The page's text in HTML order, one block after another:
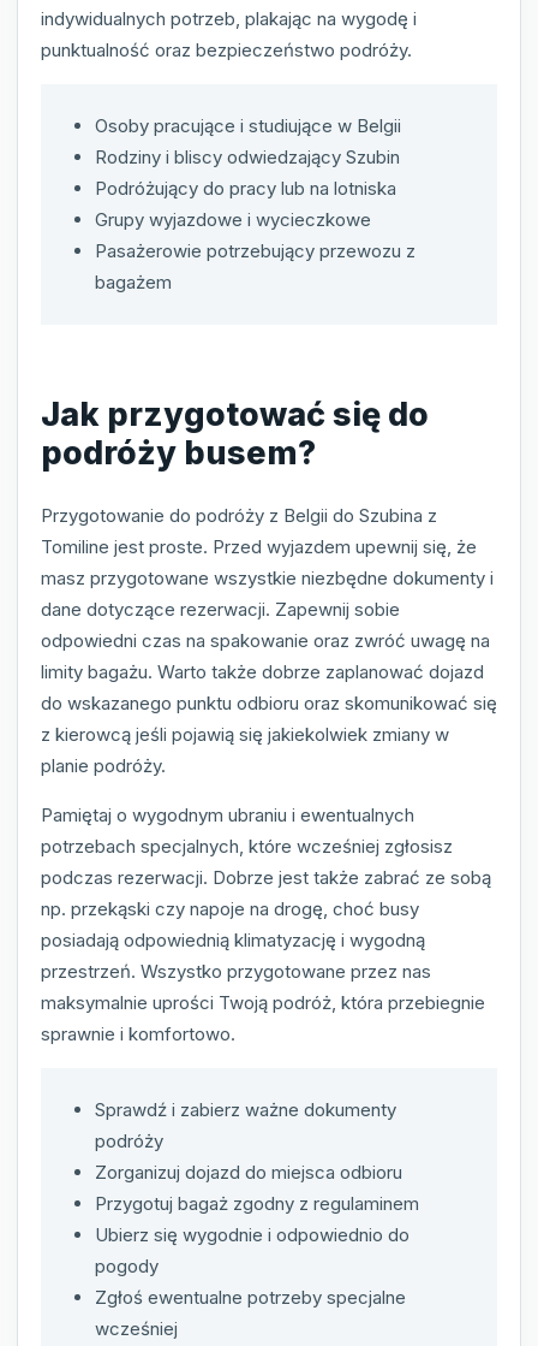
indywidualnych potrzeb, plakając na wygodę i
punktualność oraz bezpieczeństwo podróży.
Osoby pracujące i studiujące w Belgii
Rodziny i bliscy odwiedzający Szubin
Podróżujący do pracy lub na lotniska
Grupy wyjazdowe i wycieczkowe
Pasażerowie potrzebujący przewozu z
bagażem
Jak przygotować się do
podróży busem?
Przygotowanie do podróży z Belgii do Szubina z
Tomiline jest proste. Przed wyjazdem upewnij się, że
masz przygotowane wszystkie niezbędne dokumenty i
dane dotyczące rezerwacji. Zapewnij sobie
odpowiedni czas na spakowanie oraz zwróć uwagę na
limity bagażu. Warto także dobrze zaplanować dojazd
do wskazanego punktu odbioru oraz skomunikować się
z kierowcą jeśli pojawią się jakiekolwiek zmiany w
planie podróży.
Pamiętaj o wygodnym ubraniu i ewentualnych
potrzebach specjalnych, które wcześniej zgłosisz
podczas rezerwacji. Dobrze jest także zabrać ze sobą
np. przekąski czy napoje na drogę, choć busy
posiadają odpowiednią klimatyzację i wygodną
przestrzeń. Wszystko przygotowane przez nas
maksymalnie uprości Twoją podróż, która przebiegnie
sprawnie i komfortowo.
Sprawdź i zabierz ważne dokumenty
podróży
Zorganizuj dojazd do miejsca odbioru
Przygotuj bagaż zgodny z regulaminem
Ubierz się wygodnie i odpowiednio do
pogody
Zgłoś ewentualne potrzeby specjalne
wcześniej